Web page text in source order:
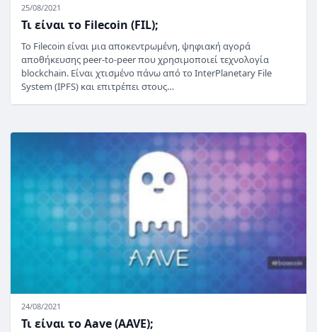
25/08/2021
Τι είναι το Filecoin (FIL);
Το Filecoin είναι μια αποκεντρωμένη, ψηφιακή αγορά
αποθήκευσης peer-to-peer που χρησιμοποιεί τεχνολογία
blockchain. Είναι χτισμένο πάνω από το InterPlanetary File
System (IPFS) και επιτρέπει στους…
24/08/2021
Τι είναι το Aave (AAVE);